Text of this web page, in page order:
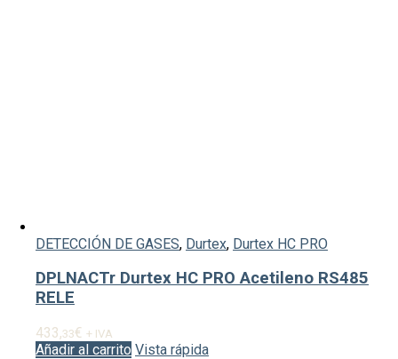
DETECCIÓN DE GASES, Durtex, Durtex HC PRO
DPLNACTr Durtex HC PRO Acetileno RS485
RELE
433,33€ + IVA
Añadir al carrito Vista rápida